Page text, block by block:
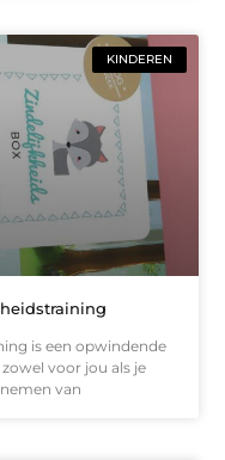
KINDEREN
is een opwindende
voor jou als je
van